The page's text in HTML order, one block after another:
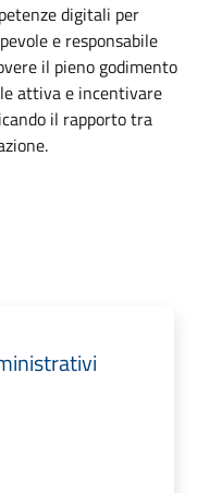
digitali per
e responsabile
il pieno godimento
attiva e incentivare
il rapporto tra